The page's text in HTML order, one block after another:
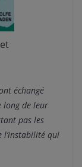
échangé
long de leur
pas les
l’instabilité qui